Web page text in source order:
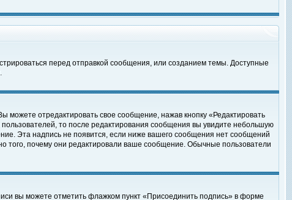
перед отправкой сообщения, или созданием темы. Доступные
отредактировать свое сообщение, нажав кнопку «Редактировать
то после редактирования сообщения вы увидите небольшую
Эта надпись не появится, если ниже вашего сообщения нет сообщений
того, почему они редактировали ваше сообщение. Обычные пользователи
вы можете отметить флажком пункт «Присоединить подпись» в форме